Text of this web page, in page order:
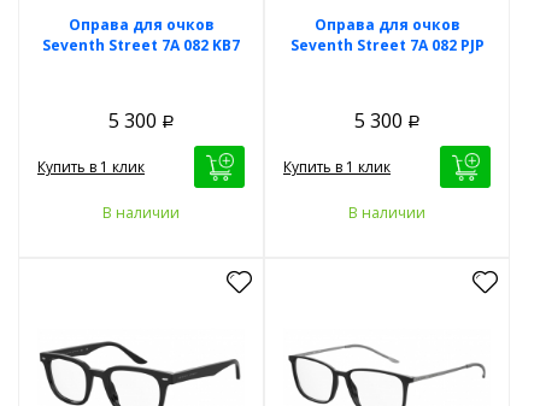
Оправа для очков
Seventh Street 7A 082 KB7
5 300 Р
Купить в 1 клик
В наличии
Оправа для очков
Seventh Street 7A 082 PJP
5 300 Р
Купить в 1 клик
В наличии